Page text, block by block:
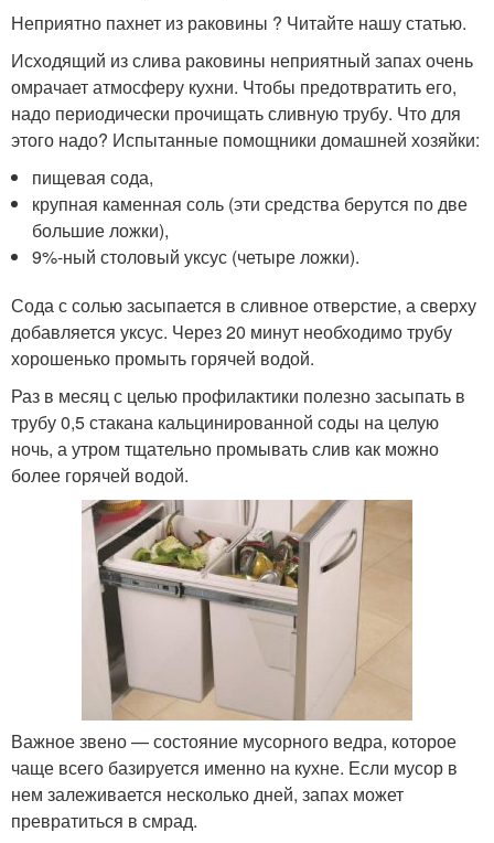
Неприятно пахнет из раковины ? Читайте нашу статью.
Исходящий из слива раковины неприятный запах очень
омрачает атмосферу кухни. Чтобы предотвратить его,
надо периодически прочищать сливную трубу. Что для
этого надо? Испытанные помощники домашней хозяйки:
пищевая сода,
крупная каменная соль (эти средства берутся по две
большие ложки),
9%-ный столовый уксус (четыре ложки).
Сода с солью засыпается в сливное отверстие, а сверху
добавляется уксус. Через 20 минут необходимо трубу
хорошенько промыть горячей водой.
Раз в месяц с целью профилактики полезно засыпать в
трубу 0,5 стакана кальцинированной соды на целую
ночь, а утром тщательно промывать слив как можно
более горячей водой.
Важное звено — состояние мусорного ведра, которое
чаще всего базируется именно на кухне. Если мусор в
нем залеживается несколько дней, запах может
превратиться в смрад.